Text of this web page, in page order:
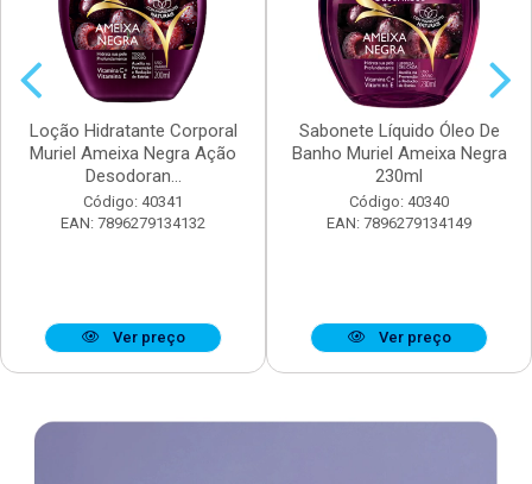
Loção Hidratante Corporal
Muriel Ameixa Negra Ação
Desodoran...
Código: 40341
EAN: 7896279134132
Ver preço
Sabonete Líquido Óleo De
Banho Muriel Ameixa Negra
230ml
Código: 40340
EAN: 7896279134149
Ver preço